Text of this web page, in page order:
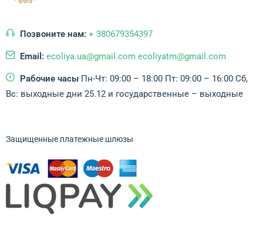
Позвоните нам: + 380679354397
Email: ecoliya.ua@gmail.com ecoliyatm@gmail.com
Рабочие часы Пн-Чт: 09:00 – 18:00 Пт: 09:00 – 16:00 Сб,
Вс: выходные дни 25.12 и государственные – выходные
Защищенные платежные шлюзы